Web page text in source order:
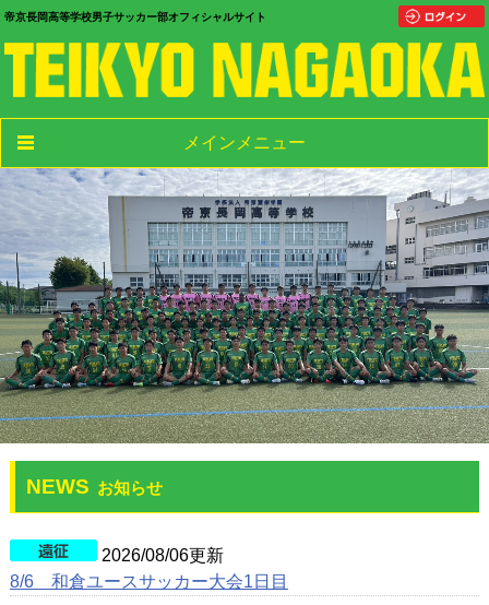
帝京長岡高等学校男子サッカー部オフィシャルサイト
メインメニュー
NEWS お知らせ
2026/08/06更新
8/6 和倉ユースサッカー大会1日目